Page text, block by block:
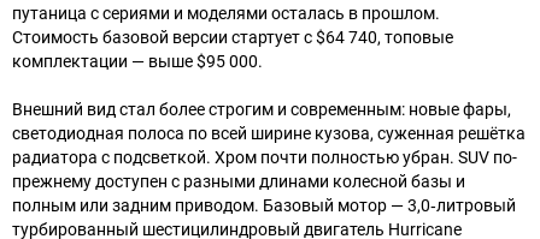
путаница с сериями и моделями осталась в прошлом.
Стоимость базовой версии стартует с $64 740, топовые
комплектации — выше $95 000.
Внешний вид стал более строгим и современным: новые фары,
светодиодная полоса по всей ширине кузова, суженная решётка
радиатора с подсветкой. Хром почти полностью убран. SUV по-
прежнему доступен с разными длинами колесной базы и
полным или задним приводом. Базовый мотор — 3,0‑литровый
турбированный шестицилиндровый двигатель Hurricane